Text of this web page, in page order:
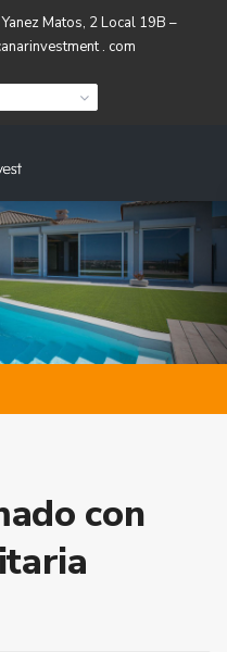
Yanez Matos, 2 Local 19B –
. com
con